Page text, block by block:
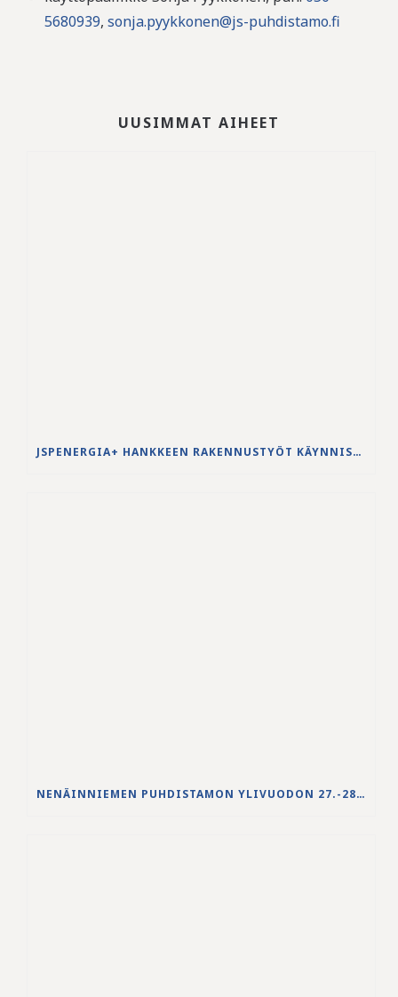
5680939, sonja.pyykkonen@js-puhdistamo.fi
UUSIMMAT AIHEET
JSPENERGIA+ HANKKEEN RAKENNUSTYÖT KÄYNNISTYVÄT LOUHINTATÖILLÄ
NENÄINNIEMEN PUHDISTAMON YLIVUODON 27.-28.5.2026 VESISTÖVAIKUTUKSET